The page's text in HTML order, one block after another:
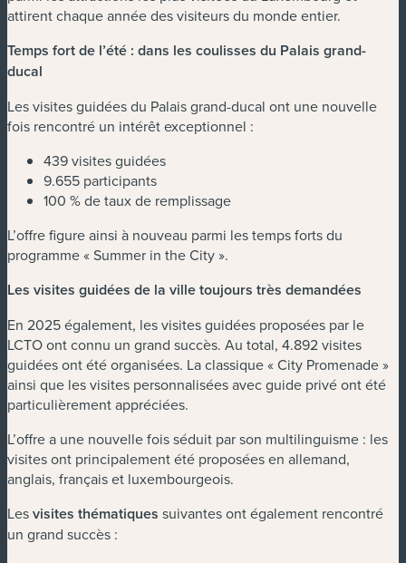
attirent chaque année des visiteurs du monde entier.
Temps fort de l’été : dans les coulisses du Palais grand-
ducal
Les visites guidées du Palais grand-ducal ont une nouvelle
fois rencontré un intérêt exceptionnel :
439 visites guidées
9.655 participants
100 % de taux de remplissage
L’offre figure ainsi à nouveau parmi les temps forts du
programme « Summer in the City ».
Les visites guidées de la ville toujours très demandées
En 2025 également, les visites guidées proposées par le
LCTO ont connu un grand succès. Au total, 4.892 visites
guidées ont été organisées. La classique « City Promenade »
ainsi que les visites personnalisées avec guide privé ont été
particulièrement appréciées.
L’offre a une nouvelle fois séduit par son multilinguisme : les
visites ont principalement été proposées en allemand,
anglais, français et luxembourgeois.
Lesvisites thématiques suivantes ont également rencontré
un grand succès :